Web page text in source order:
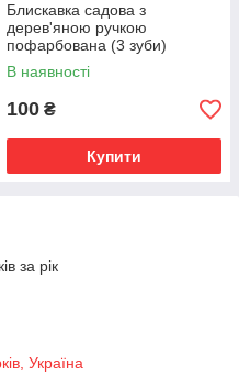
Блискавка садова з
дерев'яною ручкою
пофарбована (3 зуби)
В наявності
100 ₴
Купити
за рік
Україна